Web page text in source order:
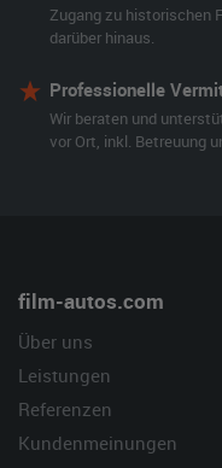
Zugang zu historischen
darüber hinaus.
Professionelle
Wir beraten und
vor Ort, inkl. Betreuung
film-autos.com
Über uns
Leistungen
Referenzen
Kundenmeinungen